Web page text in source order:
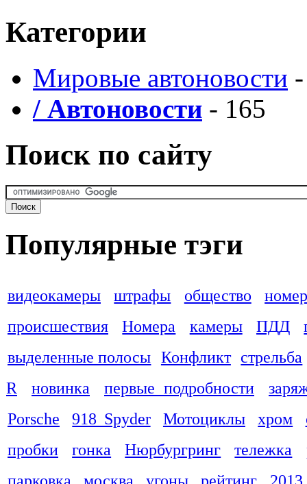
Категории
Мировые автоновости
/ Автоновости - 165
Поиск по сайту
Популярные тэги
видеокамеры штрафы общество
происшествия
Номера камеры ПДД
выделенные полосы Конфликт стрельба
R
новинка первые подробности
Porsche
918 Spyder Мотоциклы хром
пробки
гонка Нюрбургринг тележка
парковка
москва угоны рейтинг 2013